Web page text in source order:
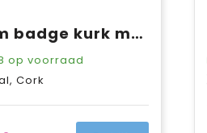
Naam badge kurk met speld
op voorraad
Cork